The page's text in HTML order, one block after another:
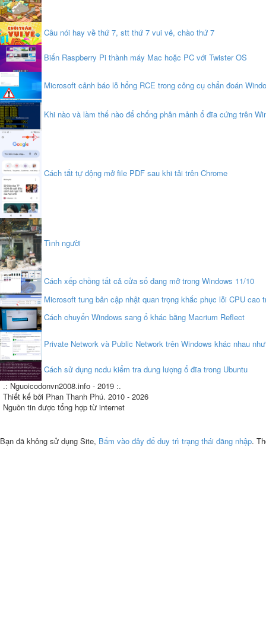
Câu nói hay về thứ 7, stt thứ 7 vui vẻ, chào thứ 7
Biến Raspberry Pi thành máy Mac hoặc PC với Twister OS
Microsoft cảnh báo lỗ hổng RCE trong công cụ chẩn đoán
Khi nào và làm thế nào để chống phân mảnh ổ đĩa cứng trên
Cách tắt tự động mở file PDF sau khi tải trên Chrome
Tình người
Cách xếp chồng tất cả cửa sổ đang mở trong Windows 11/10
Microsoft tung bản cập nhật quan trọng khắc phục lỗi CPU cao
Cách chuyển Windows sang ổ khác bằng Macrium Reflect
Private Network và Public Network trên Windows khác nhau
Cách sử dụng ncdu kiểm tra dung lượng ổ đĩa trong Ubuntu
.: Nguoicodonvn2008.info - 2019 :.
Thiết kế bởi Phan Thanh Phú. 2010 - 2026
Nguồn tin được tổng hợp từ internet
Bạn đã không sử dụng Site, Bấm vào đây để duy trì trạng thái đăng nhập.